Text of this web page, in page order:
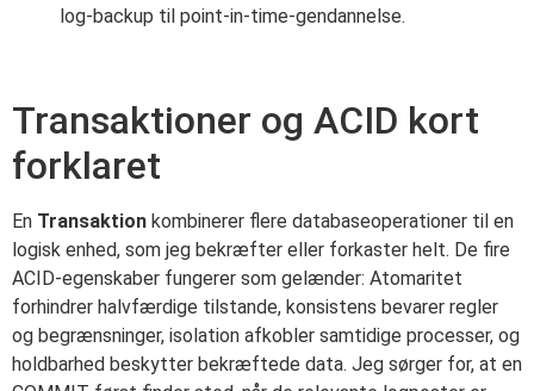
log-backup til point-in-time-gendannelse.
Transaktioner og ACID kort
forklaret
En Transaktion kombinerer flere databaseoperationer til en
logisk enhed, som jeg bekræfter eller forkaster helt. De fire
ACID-egenskaber fungerer som gelænder: Atomaritet
forhindrer halvfærdige tilstande, konsistens bevarer regler
og begrænsninger, isolation afkobler samtidige processer, og
holdbarhed beskytter bekræftede data. Jeg sørger for, at en